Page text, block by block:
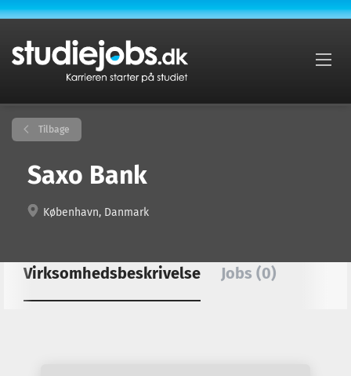
Tilbage
Saxo Bank
København, Danmark
Virksomhedsbeskrivelse Jobs (0)